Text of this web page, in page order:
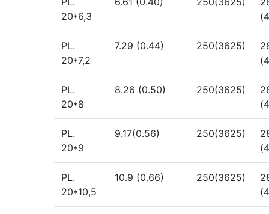
20*6,3
PL.
20*7,2
7.29 (0.44) 250(3625)
PL.
20*8
8.26 (0.50) 250(3625)
PL.
20*9
9.17(0.56) 250(3625)
PL.
20*10,5
10.9 (0.66) 250(3625)